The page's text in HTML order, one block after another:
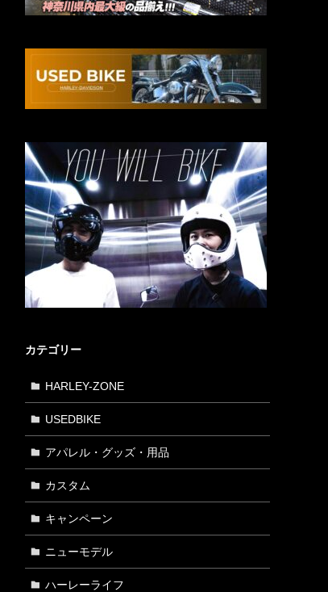
カテゴリー
HARLEY-ZONE
USEDBIKE
アパレル・グッズ・用品
カスタム
キャンペーン
ニューモデル
ハーレーライフ